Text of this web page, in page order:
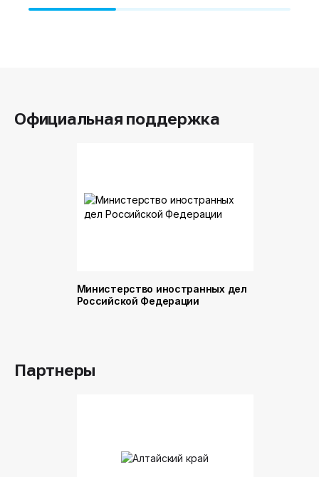
Официальная поддержка
Министерство иностранных дел
Российской Федерации
Партнеры